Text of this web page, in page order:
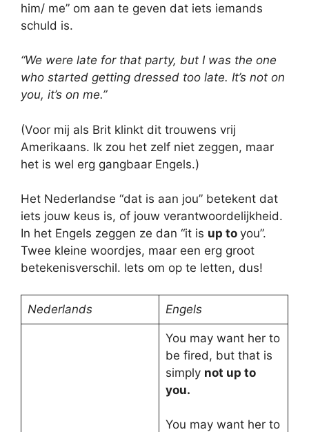
him/ me” om aan te geven dat iets iemands
schuld is.
“We were late for that party, but I was the one
who started getting dressed too late. It’s not on
you, it’s on me.”
(Voor mij als Brit klinkt dit trouwens vrij
Amerikaans. Ik zou het zelf niet zeggen, maar
het is wel erg gangbaar Engels.)
Het Nederlandse “dat is aan jou” betekent dat
iets jouw keus is, of jouw verantwoordelijkheid.
In het Engels zeggen ze dan “it is up to you”.
Twee kleine woordjes, maar een erg groot
betekenisverschil. Iets om op te letten, dus!
Nederlands Engels
You may want her to
be fired, but that is
simply not up to
you.
You may want her to